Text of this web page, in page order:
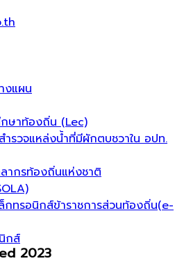
งแผน
กษาท้องถิ่น (Lec)
ำรวจแหล่งน้ำที่มีผักตบชวาใน อปท.
ากรท้องถิ่นแห่งชาติ
กทรอนิกส์ข้าราชการส่วนท้องถิ่น(e-
กส์
2023